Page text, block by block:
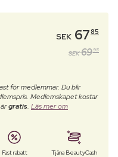
SEK 6785
SEK 6995
för medlemmar. Du blir
Medlemskapet kostar
gratis. Läs mer om
Fast rabatt Tjäna BeautyCash